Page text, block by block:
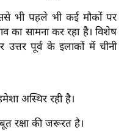
भी पहले भी कई मौकों पर
का सामना कर रहा है। विशेष
पूर्व के इलाकों में चीनी
अस्थिर रही है।
रक्षा की जरूरत है।